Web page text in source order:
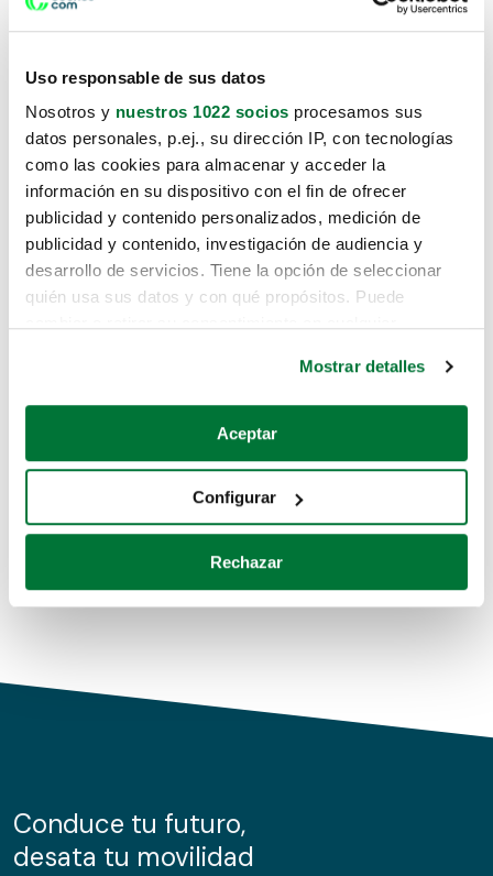
Uso responsable de sus datos
Nosotros y nuestros 1022 socios procesamos sus
datos personales, p.ej., su dirección IP, con tecnologías
como las cookies para almacenar y acceder la
información en su dispositivo con el fin de ofrecer
publicidad y contenido personalizados, medición de
publicidad y contenido, investigación de audiencia y
desarrollo de servicios. Tiene la opción de seleccionar
quién usa sus datos y con qué propósitos. Puede
Si lo permite, también quisiéramos:
Recopilar información sobre su ubicación geográfica
Identificar su dispositivo analizándolo activamente
para buscar características específicas (huellas
Obtenga más información sobre cómo se procesan sus
de cookies.
información sobre el uso que haga del sitio web con
nuestros partners de redes sociales, publicidad y análisis
Mostrar detalles
Aceptar
Configurar
Rechazar
Lo sentimos, no sabemos como
te hemos traido hasta aquí.
Pero puedes encontrar el coche que estás
buscando en alguno de estos enlaces:
Coches de segunda mano
Coches de km0
Conduce tu futuro,
desata tu movilidad